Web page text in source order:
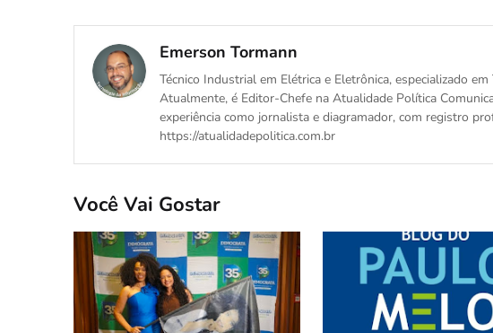
Emerson Tormann
Técnico Industrial em Elétrica e Eletrônica, especializado
Atualmente, é Editor-Chefe na Atualidade Política
experiência como jornalista e diagramador, com registro
https://atualidadepolitica.com.br
Você Vai Gostar